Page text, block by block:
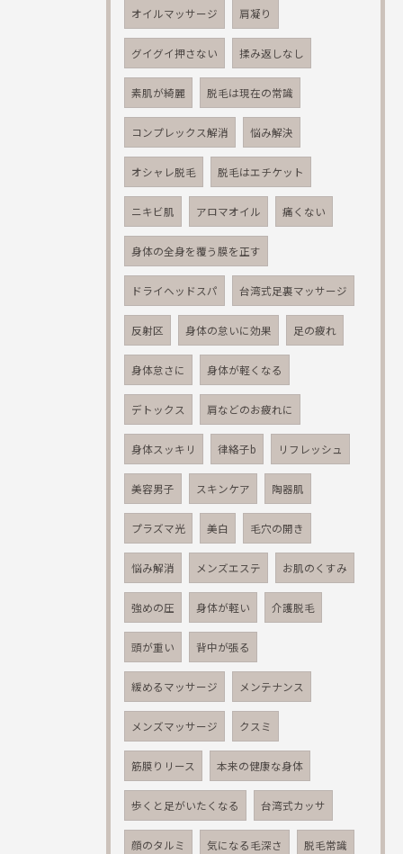
オイルマッサージ 肩凝り
グイグイ押さない 揉み返しなし
素肌が綺麗 脱毛は現在の常識
コンプレックス解消 悩み解決
オシャレ脱毛 脱毛はエチケット
ニキビ肌 アロマオイル 痛くない
身体の全身を覆う膜を正す
ドライヘッドスパ 台湾式足裏マッサージ
反射区 身体の怠いに効果 足の疲れ
身体怠さに 身体が軽くなる
デトックス 肩などのお疲れに
身体スッキリ 律絡子b リフレッシュ
美容男子 スキンケア 陶器肌
プラズマ光 美白 毛穴の開き
悩み解消 メンズエステ お肌のくすみ
強めの圧 身体が軽い 介護脱毛
頭が重い 背中が張る
緩めるマッサージ メンテナンス
メンズマッサージ クスミ
筋膜りリース 本来の健康な身体
歩くと足がいたくなる 台湾式カッサ
顔のタルミ 気になる毛深さ 脱毛常識